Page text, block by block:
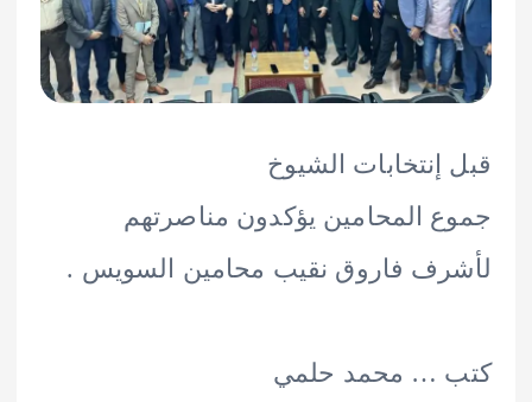
الشيوخ
المحامين يؤكدون مناصرتهم
فاروق نقيب محامين السويس .
… محمد حلمي